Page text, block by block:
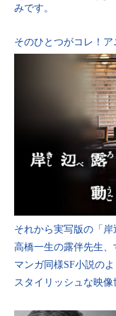
みです。
そのひとつがコレ！ア
それから実写版の「岸
高橋一生の露伴先生、
マンガ同様SF小説の
スタイリッシュな映像